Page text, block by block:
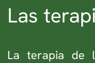
Las
La terapia de